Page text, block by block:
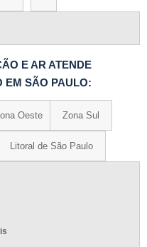
E AR ATENDE
EM SÃO PAULO:
Oeste Zona Sul
Litoral de São Paulo